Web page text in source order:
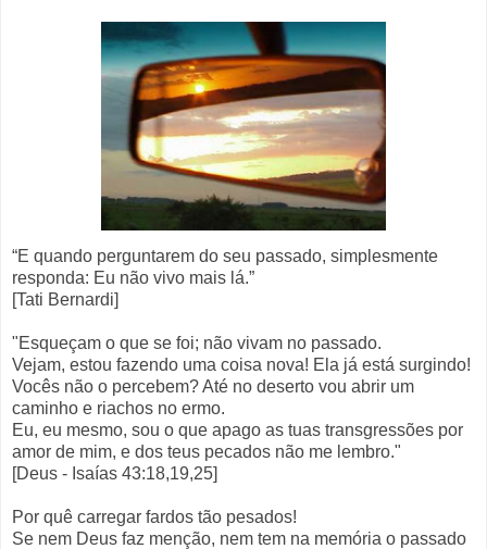
“E quando perguntarem do seu passado, simplesmente
responda: Eu não vivo mais lá.”
[Tati Bernardi]
"Esqueçam o que se foi; não vivam no passado.
Vejam, estou fazendo uma coisa nova! Ela já está surgindo!
Vocês não o percebem? Até no deserto vou abrir um
caminho e riachos no ermo.
Eu, eu mesmo, sou o que apago as tuas transgressões por
amor de mim, e dos teus pecados não me lembro."
[Deus - Isaías 43:18,19,25]
Por quê carregar fardos tão pesados!
Se nem Deus faz menção, nem tem na memória o passado